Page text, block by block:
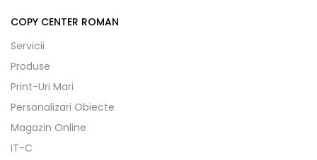
COPY CENTER ROMAN
Servicii
Produse
Print-Uri Mari
Personalizari Obiecte
Magazin Online
IT-C